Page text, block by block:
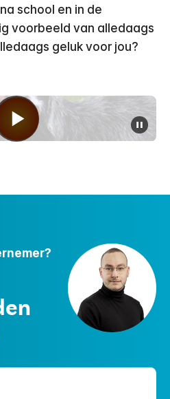
school en in de
voorbeeld van alledaags
geluk voor jou?